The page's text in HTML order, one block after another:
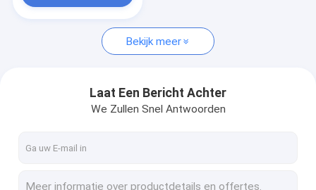
Bekijk meer
Laat Een Bericht Achter
We Zullen Snel Antwoorden